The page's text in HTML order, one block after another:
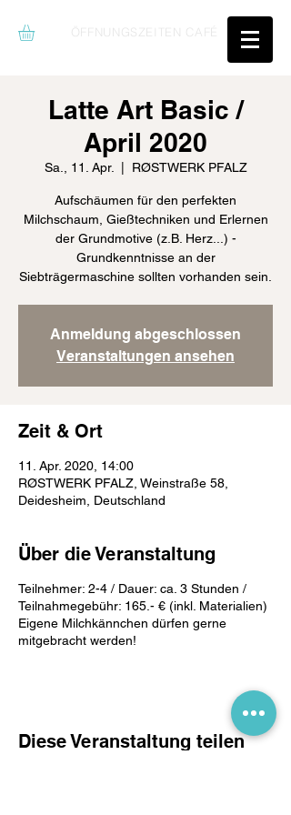
ÖFFNUNGSZEITEN CAFÉ
Latte Art Basic /
April 2020
Sa., 11. Apr. RØSTWERK PFALZ
Aufschäumen für den perfekten
Milchschaum, Gießtechniken und Erlernen
der Grundmotive (z.B. Herz...) -
Grundkenntnisse an der
Siebträgermaschine sollten vorhanden sein.
Anmeldung abgeschlossen
Veranstaltungen ansehen
Zeit & Ort
11. Apr. 2020, 14:00
RØSTWERK PFALZ, Weinstraße 58,
Deidesheim, Deutschland
Über die Veranstaltung
Teilnehmer: 2-4 / Dauer: ca. 3 Stunden /
Teilnahmegebühr: 165.- € (inkl. Materialien)
Eigene Milchkännchen dürfen gerne
mitgebracht werden!
Diese Veranstaltung teilen